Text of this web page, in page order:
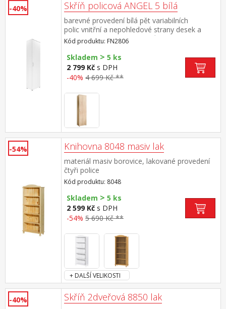
-40% Skříň policová ANGEL 5 bílá
barevné provedení bílá pět variabilních
polic vnitřní a nepohledové strany desek a
police skříně mohou být v různém barevném
provedení, například bílé, šedé, hnědé
Kód produktu: FN2806
Skladem > 5 ks
2 799 Kč s DPH
-40% 4 699 Kč **
-54% Knihovna 8048 masiv lak
materiál masiv borovice, lakované provedení
čtyři police
Kód produktu: 8048
Skladem > 5 ks
2 599 Kč s DPH
-54% 5 690 Kč **
+ DALŠÍ VELIKOSTI
-40% Skříň 2dveřová 8850 lak